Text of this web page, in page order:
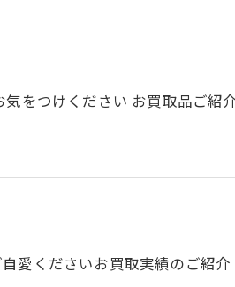
をつけください お買取品ご紹介
愛くださいお買取実績のご紹介